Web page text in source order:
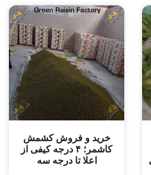
خرید و فروش کشمش
کاشمر؛ ۴ درجه کیفی از
اعلا تا درجه سه